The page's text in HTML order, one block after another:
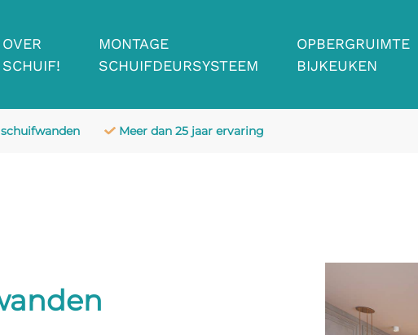
OVER
SCHUIF!
MONTAGE
SCHUIFDEURSYSTEEM
OPBERGRUIMTE
BIJKEUKEN
Meer dan 25 jaar ervaring